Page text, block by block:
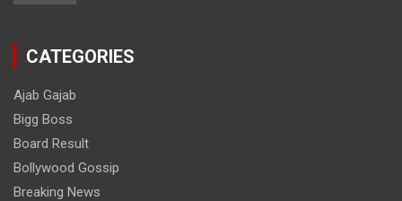
CATEGORIES
Ajab Gajab
Bigg Boss
Board Result
Bollywood Gossip
Breaking News